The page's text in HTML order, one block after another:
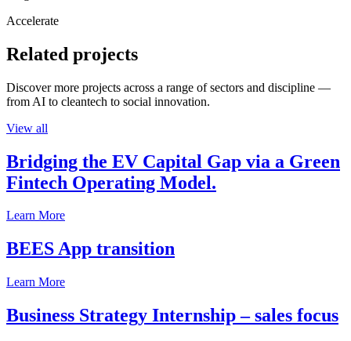
Accelerate
Related projects
Discover more projects across a range of sectors and discipline —
from AI to cleantech to social innovation.
View all
Bridging the EV Capital Gap via a Green
Fintech Operating Model.
Learn More
BEES App transition
Learn More
Business Strategy Internship – sales focus